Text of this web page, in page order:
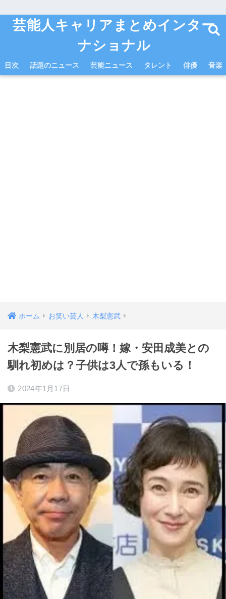
芸能人キャリアまとめインター
ナショナル
目次 話題のニュース 芸能ニュース タレント 俳優 音楽
ホーム お笑い芸人 木梨憲武
木梨憲武に別居の噂！嫁・安田成美との
馴れ初めは？子供は3人で孫もいる！
2024年1月17日